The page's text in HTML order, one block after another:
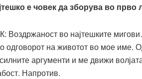
е човек да зборува во
Воздржаност во најтешките
одговорот на животот во мое име.
аргументи и ме движи
Напротив.